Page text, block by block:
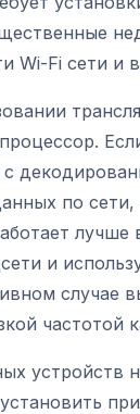
Wi-Fi сети и
процессор.
с
по
лучше
и
случае
частотой
устройств